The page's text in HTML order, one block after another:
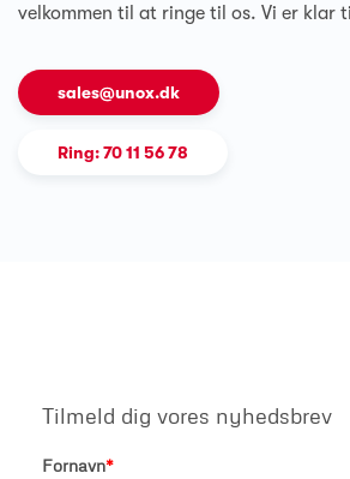
velkommen til at ringe til os. Vi er klar
sales@unox.dk
Ring: 70 11 56 78
Tilmeld dig vores nyhedsbrev
Fornavn*